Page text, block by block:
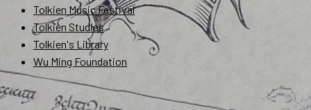
Tolkien Music Festival
Tolkien Studies
Tolkien's Library
Wu Ming Foundation